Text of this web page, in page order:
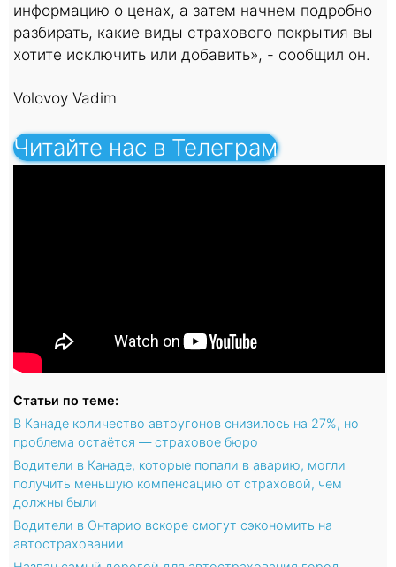
информацию о ценах, а затем начнем подробно
разбирать, какие виды страхового покрытия вы
хотите исключить или добавить», - сообщил он.
Volovoy Vadim
Читайте нас в Телеграм
Статьи по теме:
В Канаде количество автоугонов снизилось на 27%, но
проблема остаётся — страховое бюро
Водители в Канаде, которые попали в аварию, могли
получить меньшую компенсацию от страховой, чем
должны были
Водители в Онтарио вскоре смогут сэкономить на
автостраховании